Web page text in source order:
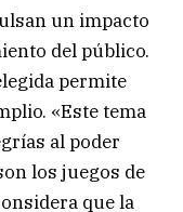
un impacto
del público.
permite
«Este tema
al poder
los juegos de
que la